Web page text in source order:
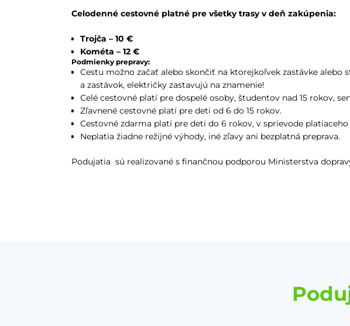
Celodenné cestovné platné pre všetky trasy v deň zakúpenia:
Trojča – 10 €
Kométa – 12 €
Podmienky prepravy:
Cestu možno začať alebo skončiť na ktorejkoľvek zastávke alebo
a zastávok, električky zastavujú na znamenie!
Celé cestovné platí pre dospelé osoby, študentov nad 15 rokov,
Zľavnené cestovné platí pre deti od 6 do 15 rokov.
Cestovné zdarma platí pre deti do 6 rokov, v sprievode
Neplatia žiadne režijné výhody, iné zľavy ani bezplatná preprava.
Podujatia sú realizované s finančnou podporou Ministerstva